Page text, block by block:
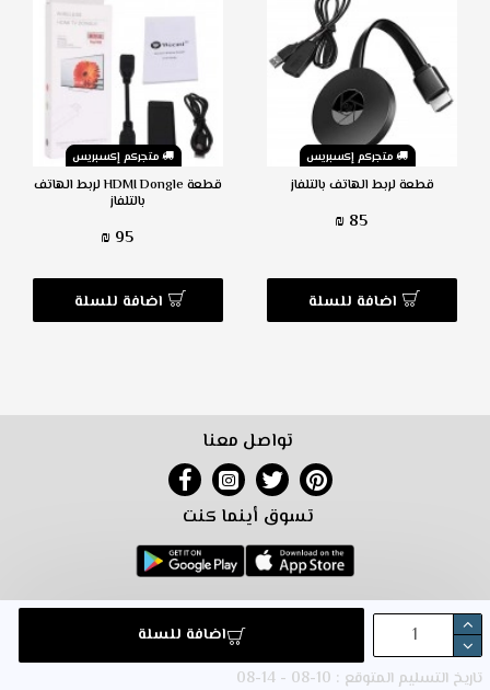
اضافة للسلة
تاريخ التسليم المتوقع : 10-08 - 14-08
متجركم إكسبريس
قطعة لربط الهاتف بالتلفاز
85 ₪
اضافة للسلة
متجركم إكسبريس
قطعة HDMI Dongle لربط الهاتف
بالتلفاز
95 ₪
اضافة للسلة
تواصل معنا
تسوق أينما كنت
خريطة الموقع شروط البيع معنا
سياسة الترجيع
© 2024 متجركم. جميع الحقوق محفوظة